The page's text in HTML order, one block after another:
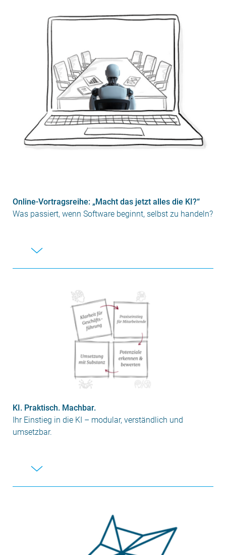
Online-Vortragsreihe: „Macht das jetzt alles die KI?“
Was passiert, wenn Software beginnt, selbst zu handeln?
KI. Praktisch. Machbar.
Ihr Einstieg in die KI – modular, verständlich und
umsetzbar.